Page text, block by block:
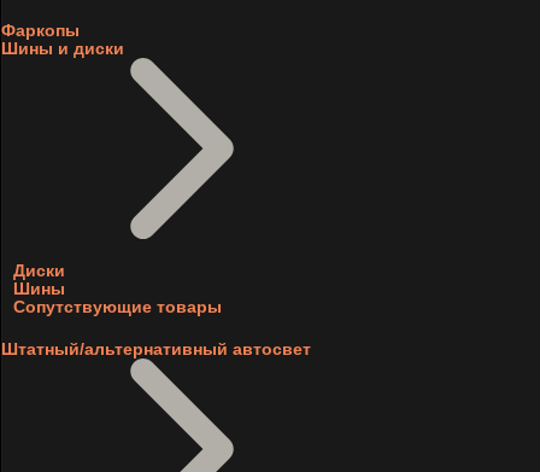
Фаркопы
Шины и диски
Диски
Шины
Сопутствующие товары
Штатный/альтернативный автосвет